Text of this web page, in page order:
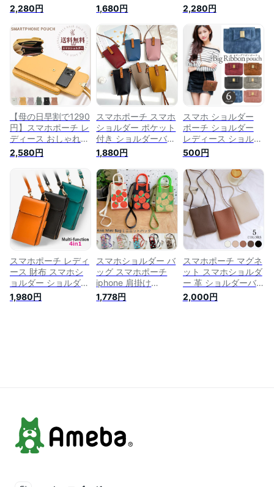
ーチ スマホポシェッ
ト ショルダー 縦型
シンプル ミニマリス
ト 財布 肩掛け 首掛
け 斜めがけ バッグ
スマホ ストラップ
スマートフォン
iphone android くす
みカラー 大人】＜本
革＞ レザー スマホ
ポーチ {3}
2,280円
ース ポーチ ショル
ダーストラップ スマ
ホポシェット サコッ
シュ 小さめ 斜め掛
け 肩掛け 小物入れ
スマートフォン ケー
ス 財布 携
1,680円
ーチ スマホポシェッ
ト ショルダー 縦型
シンプル ミニマリス
ト 財布 肩掛け 首掛
け 斜めがけ バッグ
スマホ ストラップ
スマートフォン
iphone android くす
みカラー 大人】＜本
革＞ レザー スマホ
ポーチ {3} sss
2,280円
【母の日早割で1290
円】スマホポーチ レ
ディース おしゃれ
スマホショルダー 財
布 ポーチ ショルダ
ーバッグ スマホポシ
ェット ベルト 斜め
掛け バッグ 携帯 ポ
ーチ ショルダー 肩
掛け 縦型バック ポ
ーチ カードケース
財布 小物入れ 軽量
ショルダーバッグ ス
マホケース
2,580円
スマホポーチ スマホ
ショルダー ポケット
付き ショルダーバッ
グ ポシェット 女性
レディース ユニセッ
クス スマホ 携帯 斜
め掛け 財布 カード
スマートフォン スマ
ホバッグ ポーチ バ
ッグ 縦型 縦長 軽量
1,880円
スマホ ショルダー
ポーチ ショルダー
レディース ショルダ
ー バッグ ポーチ ポ
シェット 小物入れ
スマホ スマホポーチ
ショルダー スマホポ
シェット スマートフ
ォン ショルダー ト
レンド スマホケース
全機種対応 肩掛け
斜め掛け 収納 タッ
セル
500円
スマホポーチ レディ
ース 財布 スマホシ
ョルダー ショルダー
バッグ 斜めがけ ポ
シェット 大人 大き
1,980円
スマホショルダー バ
ッグ スマホポーチ
iphone 肩掛け
android レディース
スマホ ショルダー
1,778円
スマホポーチ マグネ
ット スマホショルダ
ー 革 ショルダーバ
ッグ ポシェット 女
性 レディース ユニ
2,000円